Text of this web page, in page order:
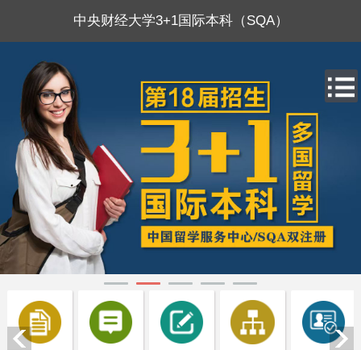
中央财经大学3+1国际本科（SQA）